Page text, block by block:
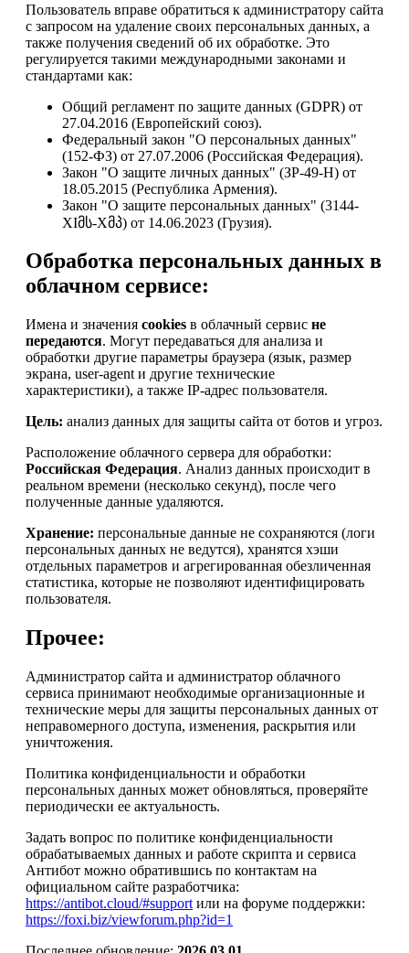
Пользователь вправе обратиться к администратору сайта
с запросом на удаление своих персональных данных, а
также получения сведений об их обработке. Это
регулируется такими международными законами и
стандартами как:
Общий регламент по защите данных (GDPR) от
27.04.2016 (Европейский союз).
Федеральный закон "О персональных данных"
(152-ФЗ) от 27.07.2006 (Российская Федерация).
Закон "О защите личных данных" (ЗР-49-Н) от
18.05.2015 (Республика Армения).
Закон "О защите персональных данных" (3144-
XIმს-Xმპ) от 14.06.2023 (Грузия).
Обработка персональных данных в
облачном сервисе:
Имена и значения cookies в облачный сервис не
передаются. Могут передаваться для анализа и
обработки другие параметры браузера (язык, размер
экрана, user-agent и другие технические
характеристики), а также IP-адрес пользователя.
Цель: анализ данных для защиты сайта от ботов и угроз.
Расположение облачного сервера для обработки:
Российская Федерация. Анализ данных происходит в
реальном времени (несколько секунд), после чего
полученные данные удаляются.
Хранение: персональные данные не сохраняются (логи
персональных данных не ведутся), хранятся хэши
отдельных параметров и агрегированная обезличенная
статистика, которые не позволяют идентифицировать
пользователя.
Прочее:
Администратор сайта и администратор облачного
сервиса принимают необходимые организационные и
технические меры для защиты персональных данных от
неправомерного доступа, изменения, раскрытия или
уничтожения.
Политика конфиденциальности и обработки
персональных данных может обновляться, проверяйте
периодически ее актуальность.
Задать вопрос по политике конфиденциальности
обрабатываемых данных и работе скрипта и сервиса
Антибот можно обратившись по контактам на
официальном сайте разработчика:
https://antibot.cloud/#support или на форуме поддержки:
https://foxi.biz/viewforum.php?id=1